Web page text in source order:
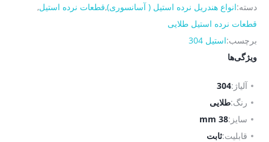
دسته:انواع هندریل نرده استیل ( آسانسوری),قطعات نرده استیل,
قطعات نرده استیل طلایی
برچسب:استیل 304
ویژگی‌ها
آلیاژ:304
رنگ:طلایی
سایز:38 mm
قابلیت:ثابت